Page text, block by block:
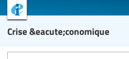
Crise &eacute;conomique